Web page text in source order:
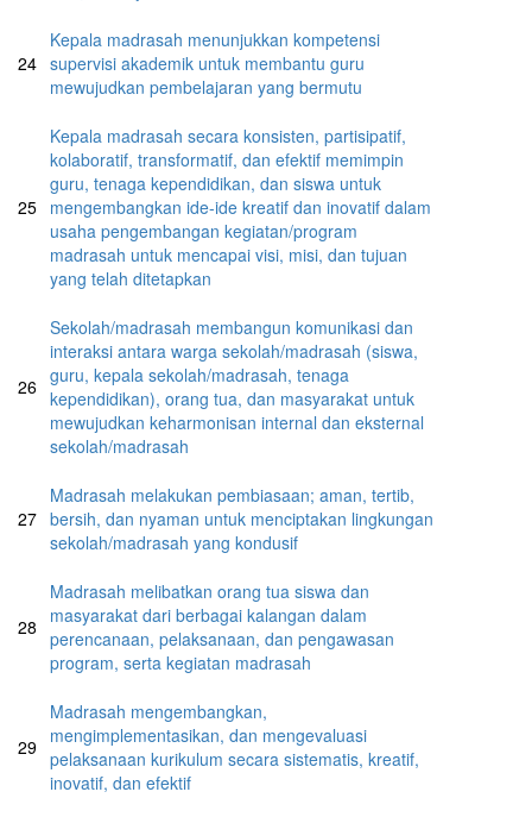
24
Kepala madrasah menunjukkan kompetensi
supervisi akademik untuk membantu guru
mewujudkan pembelajaran yang bermutu
25
Kepala madrasah secara konsisten, partisipatif,
kolaboratif, transformatif, dan efektif memimpin
guru, tenaga kependidikan, dan siswa untuk
mengembangkan ide-ide kreatif dan inovatif dalam
usaha pengembangan kegiatan/program
madrasah untuk mencapai visi, misi, dan tujuan
yang telah ditetapkan
26
Sekolah/madrasah membangun komunikasi dan
interaksi antara warga sekolah/madrasah (siswa,
guru, kepala sekolah/madrasah, tenaga
kependidikan), orang tua, dan masyarakat untuk
mewujudkan keharmonisan internal dan eksternal
sekolah/madrasah
27
Madrasah melakukan pembiasaan; aman, tertib,
bersih, dan nyaman untuk menciptakan lingkungan
sekolah/madrasah yang kondusif
28
Madrasah melibatkan orang tua siswa dan
masyarakat dari berbagai kalangan dalam
perencanaan, pelaksanaan, dan pengawasan
program, serta kegiatan madrasah
29
Madrasah mengembangkan,
mengimplementasikan, dan mengevaluasi
pelaksanaan kurikulum secara sistematis, kreatif,
inovatif, dan efektif